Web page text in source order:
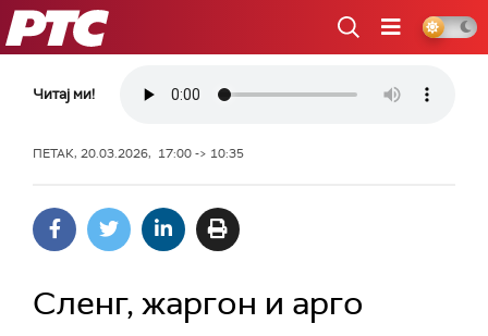
РТС
Читај ми!
ПЕТАК, 20.03.2026, 17:00 -> 10:35
Сленг, жаргон и арго